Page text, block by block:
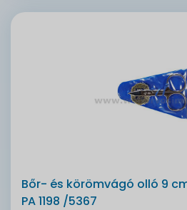
Bőr- és körömvágó olló 9
PA 1198 /5367